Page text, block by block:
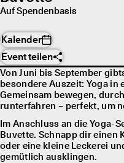
Auf Spendenbasis
Kalender
Event teilen
Von Juni bis September
besondere Auszeit: Yoga
Gemeinsam bewegen,
runterfahren – perfekt, um
Im Anschluss an die Yoga-
Buvette. Schnapp dir einen
oder eine kleine Leckerei
gemütlich ausklingen.